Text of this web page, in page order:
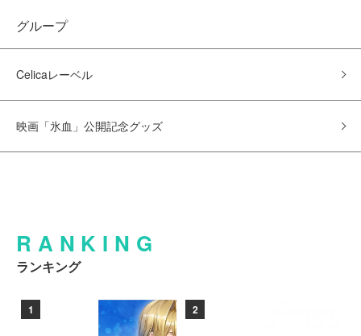
グループ
Celicaレーベル
映画「氷血」公開記念グッズ
RANKING
ランキング
1 2